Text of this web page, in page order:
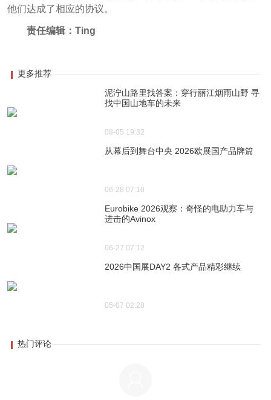
他们达成了相应的协议。
责任编辑：Ting
更多推荐
泥泞山路里找答案：穿行丽江烟雨山野 寻
找中国山地车的未来
08-05 19:32
从幕后到舞台中央 2026欧展国产品牌篇
06-28 07:10
Eurobike 2026观察：奇怪的电助力车与
进击的Avinox
06-27 07:12
2026中国展DAY2 各式产品精彩继续
05-07 02:28
热门评论